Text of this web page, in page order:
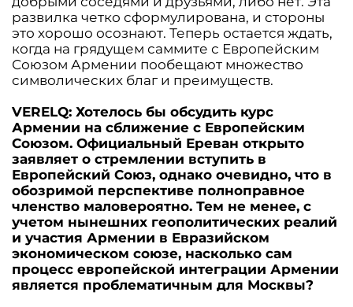
развилка четко сформулирована, и стороны
это хорошо осознают. Теперь остается ждать,
когда на грядущем саммите с Европейским
Союзом Армении пообещают множество
символических благ и преимуществ.
VERELQ: Хотелось бы обсудить курс
Армении на сближение с Европейским
Союзом. Официальный Ереван открыто
заявляет о стремлении вступить в
Европейский Союз, однако очевидно, что в
обозримой перспективе полноправное
членство маловероятно. Тем не менее, с
учетом нынешних геополитических реалий
и участия Армении в Евразийском
экономическом союзе, насколько сам
процесс европейской интеграции Армении
является проблематичным для Москвы?